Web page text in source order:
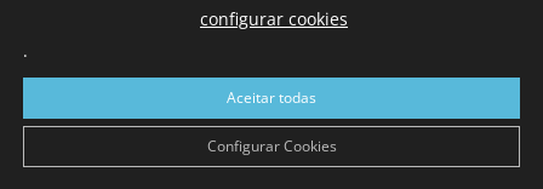
configurar cookies
.
Aceitar todas
Configurar Cookies